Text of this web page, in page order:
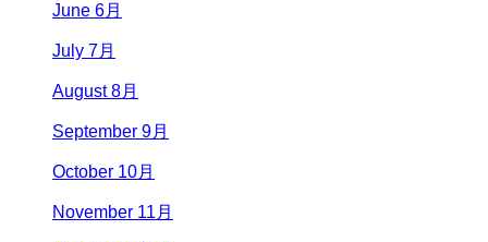
June 6月
July 7月
August 8月
September 9月
October 10月
November 11月